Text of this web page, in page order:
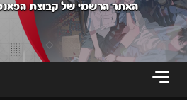
האתר הרשמי של קבוצת